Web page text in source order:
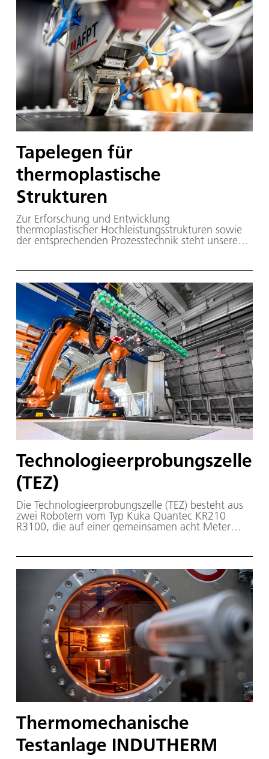
Tapelegen für
thermoplastische
Strukturen
Zur Erforschung und Entwicklung
thermoplastischer Hochleistungsstrukturen sowie
der entsprechenden Prozesstechnik steht unserem
Technologieerprobungszelle
(TEZ)
Die Technologieerprobungszelle (TEZ) besteht aus
zwei Robotern vom Typ Kuka Quantec KR210
R3100, die auf einer gemeinsamen acht Meter
großen Werkzeugformen durchzuführen.
Thermomechanische
Testanlage INDUTHERM